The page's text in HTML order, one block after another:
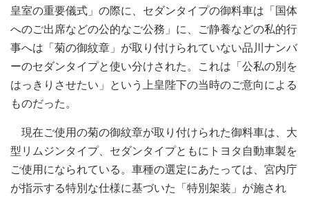
皇室の重要儀式」の際に、セダンタイプの御料車は「国体
へのご出席などの公的なご公務」に、ご静養などの私的行
事へは「菊の御紋章」が取り付けられていない品川ナンバ
ーのセダンタイプと使い分けされた。これは「公私の別を
はっきりさせたい」という上皇陛下の当時のご意向による
ものだった。
現在ご使用の菊の御紋章が取り付けられた御料車は、大
型リムジンタイプ、セダンタイプともにトヨタ自動車製を
ご使用になられている。車種の選定にあたっては、宮内庁
が指示する特別な仕様に基づいた「特別架装」が施され